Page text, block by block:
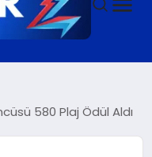
580 Plaj Ödül Aldı